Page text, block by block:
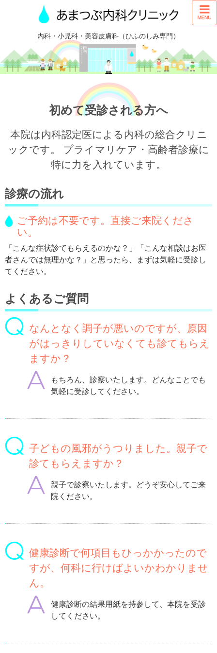
内科・小児科・美容皮膚科（ひふのしみ専門）
初めて受診される方へ
本院は内科認定医による内科の総合クリニ
ックです。
プライマリケア・高齢者診療に
特に力を入れています。
診療の流れ
ご予約は不要です。直接ご来院くださ
い。
「こんな症状診てもらえるのかな？」「こんな相談はお医
者さんでは無理かな？」と思ったら、まずは気軽に受診し
てください。
よくあるご質問
なんとなく調子が悪いのですが、原因
がはっきりしていなくても診てもらえ
ますか？
もちろん、診察いたします。どんなことでも
気軽に受診してください。
子どもの風邪がうつりました。親子で
診てもらえますか？
親子で診察いたします。どうぞ安心してご来
院ください。
健康診断で何項目もひっかかったので
すが、何科に行けばよいかわかりませ
ん。
健康診断の結果用紙を持参して、本院を受診
してください。